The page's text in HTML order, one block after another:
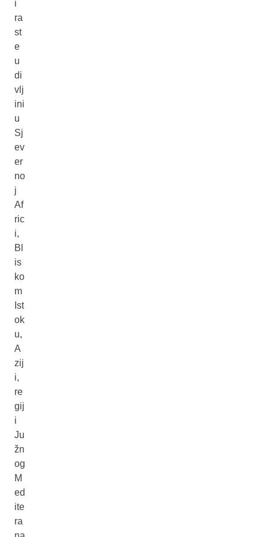
i
ra
st
e
u
di
vlj
ini
u
Sj
ev
er
no
j
Af
ric
i,
Bl
is
ko
m
Ist
ok
u,
A
zij
i,
re
gij
i
Ju
žn
og
M
ed
ite
ra